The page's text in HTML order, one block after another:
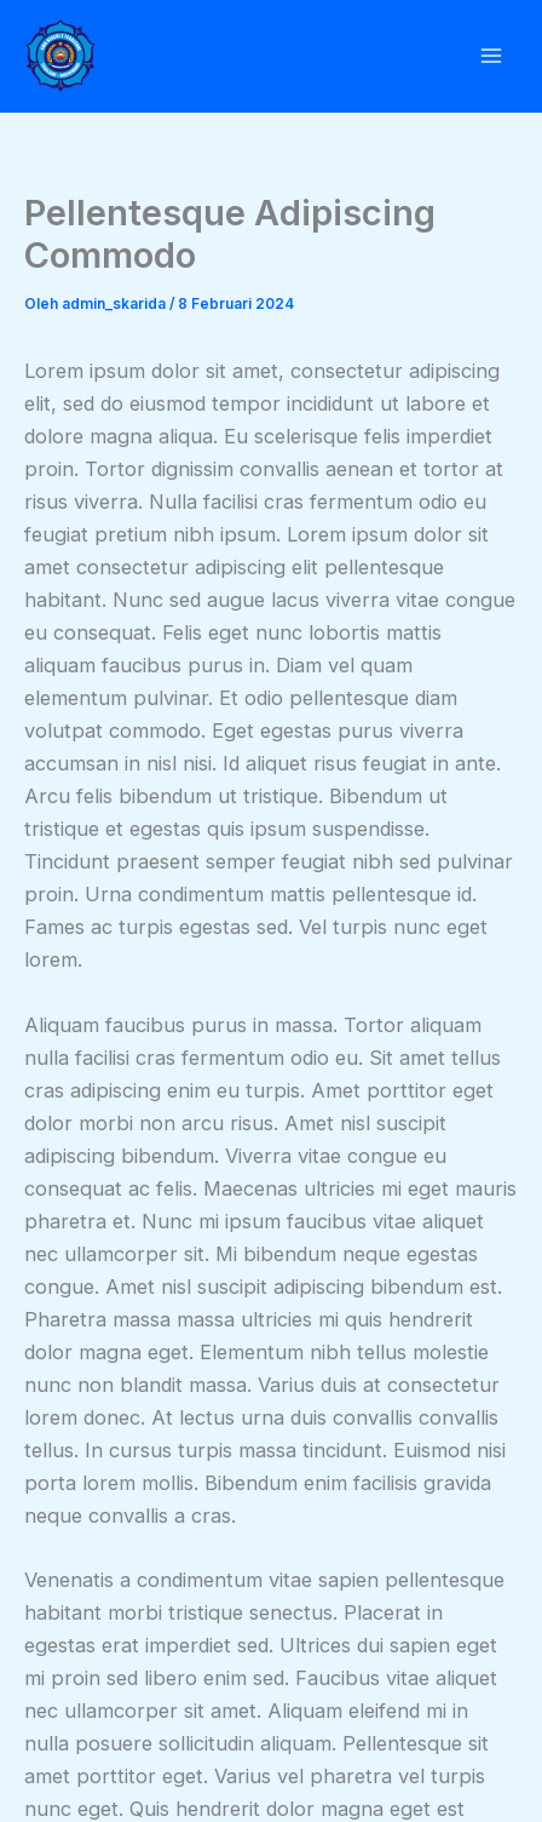
konten
Pellentesque Adipiscing
Commodo
Oleh admin_skarida / 8 Februari 2024
Lorem ipsum dolor sit amet, consectetur adipiscing
elit, sed do eiusmod tempor incididunt ut labore et
dolore magna aliqua. Eu scelerisque felis imperdiet
proin. Tortor dignissim convallis aenean et tortor at
risus viverra. Nulla facilisi cras fermentum odio eu
feugiat pretium nibh ipsum. Lorem ipsum dolor sit
amet consectetur adipiscing elit pellentesque
habitant. Nunc sed augue lacus viverra vitae congue
eu consequat. Felis eget nunc lobortis mattis
aliquam faucibus purus in. Diam vel quam
elementum pulvinar. Et odio pellentesque diam
volutpat commodo. Eget egestas purus viverra
accumsan in nisl nisi. Id aliquet risus feugiat in ante.
Arcu felis bibendum ut tristique. Bibendum ut
tristique et egestas quis ipsum suspendisse.
Tincidunt praesent semper feugiat nibh sed pulvinar
proin. Urna condimentum mattis pellentesque id.
Fames ac turpis egestas sed. Vel turpis nunc eget
lorem.
Aliquam faucibus purus in massa. Tortor aliquam
nulla facilisi cras fermentum odio eu. Sit amet tellus
cras adipiscing enim eu turpis. Amet porttitor eget
dolor morbi non arcu risus. Amet nisl suscipit
adipiscing bibendum. Viverra vitae congue eu
consequat ac felis. Maecenas ultricies mi eget mauris
pharetra et. Nunc mi ipsum faucibus vitae aliquet
nec ullamcorper sit. Mi bibendum neque egestas
congue. Amet nisl suscipit adipiscing bibendum est.
Pharetra massa massa ultricies mi quis hendrerit
dolor magna eget. Elementum nibh tellus molestie
nunc non blandit massa. Varius duis at consectetur
lorem donec. At lectus urna duis convallis convallis
tellus. In cursus turpis massa tincidunt. Euismod nisi
porta lorem mollis. Bibendum enim facilisis gravida
neque convallis a cras.
Venenatis a condimentum vitae sapien pellentesque
habitant morbi tristique senectus. Placerat in
egestas erat imperdiet sed. Ultrices dui sapien eget
mi proin sed libero enim sed. Faucibus vitae aliquet
nec ullamcorper sit amet. Aliquam eleifend mi in
nulla posuere sollicitudin aliquam. Pellentesque sit
amet porttitor eget. Varius vel pharetra vel turpis
nunc eget. Quis hendrerit dolor magna eget est